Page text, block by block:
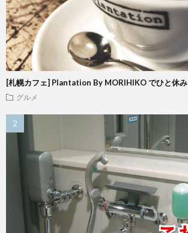
[札幌カフェ] Plantation By MORIHIKO でひと休み
グルメ